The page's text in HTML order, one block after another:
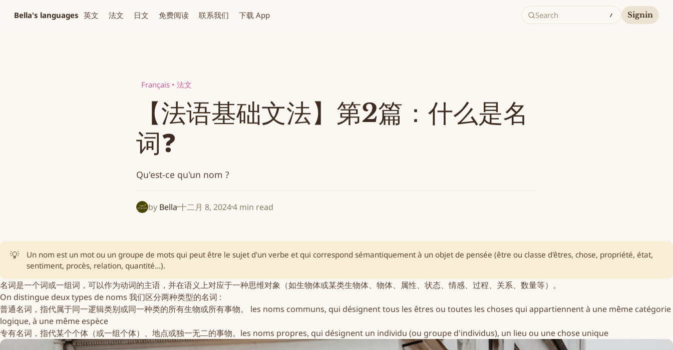
Bella's languages 英文 法文 日文 免费阅读 联系我们 下载 App Search Signin
Français • 法文
【法语基础文法】第2篇：什么是名
词❓
Qu'est-ce qu'un nom ?
by Bella十二月 8, 20244 min read
💡 Un nom est un mot ou un groupe de mots qui peut être le sujetd'un verbe et qui correspond sémantiquement à un objet de pensée (être ou classe d'êtres, chose, propriété, état,
sentiment, procès, relation, quantité…).
名词是一个词或一组词，可以作为动词的主语，并在语义上对应于一种思维对象（如生物体或某类生物体、物体、属性、状态、情感、过程、关系、数量等）。
On distingue deux types de noms 我们区分两种类型的名词 :
普通名词，指代属于同一逻辑类别或同一种类的所有生物或所有事物。 les noms communs, qui désignent tous les êtres ou toutes les choses qui appartiennent à une même catégorie
logique, à une même espèce
专有名词，指代某个个体（或一组个体）、地点或独一无二的事物。les noms propres, qui désignent un individu (ou groupe d'individus), un lieu ou une chose unique